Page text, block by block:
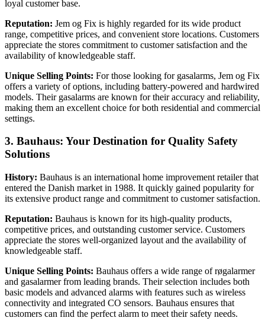
loyal customer base.
Reputation: Jem og Fix is highly regarded for its wide product
range, competitive prices, and convenient store locations. Customers
appreciate the stores commitment to customer satisfaction and the
availability of knowledgeable staff.
Unique Selling Points: For those looking for gasalarms, Jem og Fix
offers a variety of options, including battery-powered and hardwired
models. Their gasalarms are known for their accuracy and reliability,
making them an excellent choice for both residential and commercial
settings.
3. Bauhaus: Your Destination for Quality Safety
Solutions
History: Bauhaus is an international home improvement retailer that
entered the Danish market in 1988. It quickly gained popularity for
its extensive product range and commitment to customer satisfaction.
Reputation: Bauhaus is known for its high-quality products,
competitive prices, and outstanding customer service. Customers
appreciate the stores well-organized layout and the availability of
knowledgeable staff.
Unique Selling Points: Bauhaus offers a wide range of røgalarmer
and gasalarmer from leading brands. Their selection includes both
basic models and advanced alarms with features such as wireless
connectivity and integrated CO sensors. Bauhaus ensures that
customers can find the perfect alarm to meet their safety needs.